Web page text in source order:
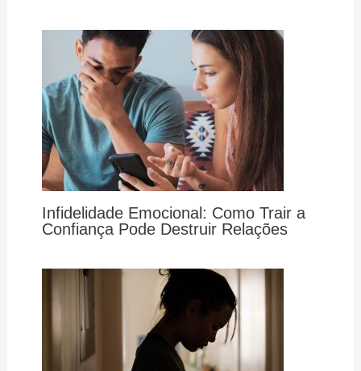
Infidelidade Emocional: Como Trair a
Confiança Pode Destruir Relações